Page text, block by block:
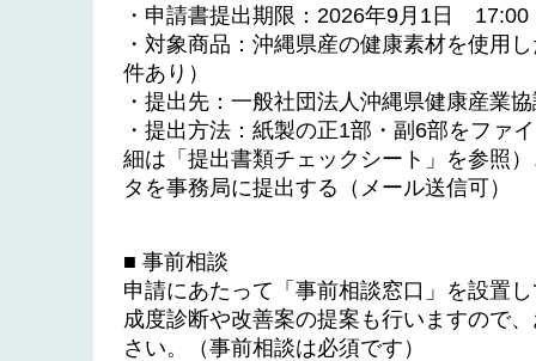
・申請書提出期限：2026年9月1日 17:00
・対象商品：沖縄県産の健康素材を使用
件あり）
・提出先：一般社団法人沖縄県健康産業
・提出方法：紙製の正1部・副6部をファ
細は「提出書類チェックシート」を参照
タを事務局に提出する（メール送信可）
■ 事前相談
申請にあたって「事前相談窓口」を設置
成度診断や改善案の提案も行いますので
さい。（事前相談は必須です）